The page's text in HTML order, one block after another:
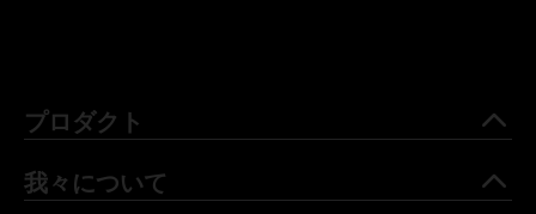
プロダクト
我々について